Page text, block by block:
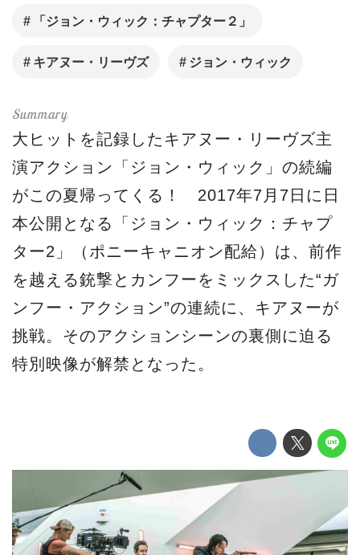
「ジョン・ウィック：チャプター２」
キアヌー・リーヴズ ジョン・ウィック
大ヒットを記録したキアヌー・リーヴズ主
演アクション「ジョン・ウィック」の続編
がこの夏帰ってくる！ 2017年7月7日に日
本公開となる「ジョン・ウィック：チャプ
ター2」（ポニーキャニオン配給）は、前作
を越える銃撃とカンフーをミックスした“ガ
ンフー・アクション”の連続に、キアヌーが
挑戦。そのアクションシーンの裏側に迫る
特別映像が解禁となった。